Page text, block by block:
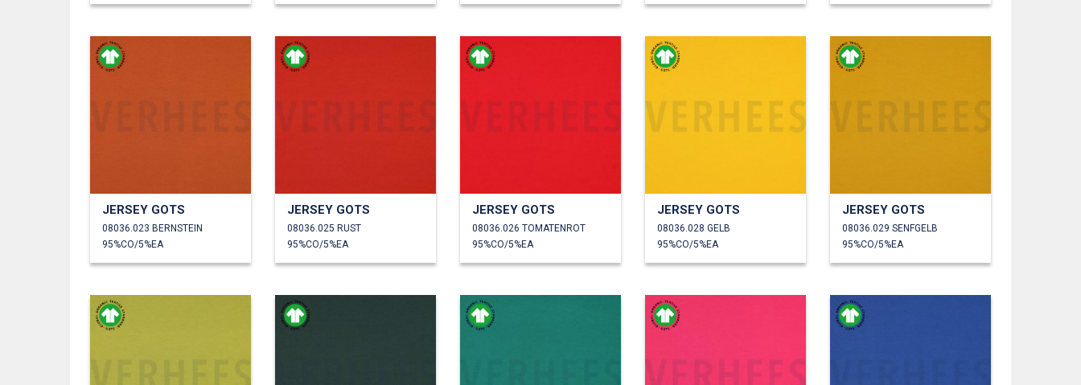
JERSEY GOTS
08036.023 BERNSTEIN
95%CO/5%EA
JERSEY GOTS
08036.025 RUST
95%CO/5%EA
JERSEY GOTS
08036.026 TOMATENROT
95%CO/5%EA
JERSEY GOTS
08036.028 GELB
95%CO/5%EA
JERSEY GOTS
08036.029 SENFGELB
95%CO/5%EA